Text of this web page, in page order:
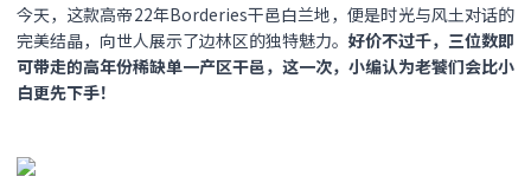
今天，这款高帝22年Borderies干邑白兰地，便是时光与风土对话的
完美结晶，向世人展示了边林区的独特魅力。 好价不过千，三位数即
可带走的高年份稀缺单一产区干邑，这一次，小编认为老饕们会比小
白更先下手！